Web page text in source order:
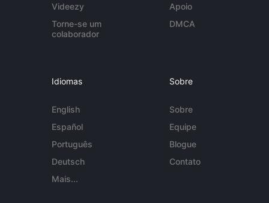
Videezy
Torne-se um
colaborador
Apoio
DMCA
Idiomas
English
Español
Português
Deutsch
Mais...
Sobre
Sobre
Equipe
Blogue
Contato